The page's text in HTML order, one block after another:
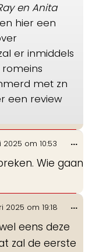
en Anita
hier een
er inmiddels
met zn
een review
2025 om 10:53
Wie gaan
...
2025 om 19:18
eens deze
zal de eerste
...